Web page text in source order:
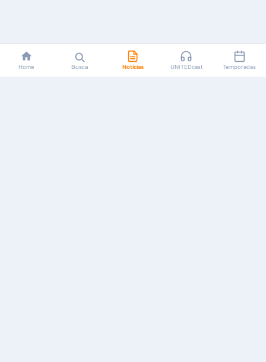
Home Busca Notícias UNITEDcast Temporadas